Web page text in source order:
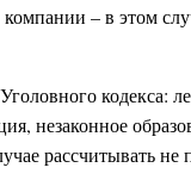
– в этом
кодекса:
незаконное
рассчитывать не